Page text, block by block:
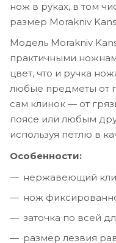
нож в руках, в том
размер Morakniv
Модель Morakniv
практичными
цвет, что и ручка
любые предметы от
сам клинок — от
поясе или любым
используя петлю в
Особенности:
нержавеющий
нож
заточка по всей
размер лезвия